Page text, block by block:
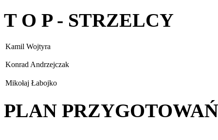
T O P - STRZELCY
Kamil Wojtyra
Konrad Andrzejczak
Mikołaj Łabojko
PLAN PRZYGOTOWAŃ